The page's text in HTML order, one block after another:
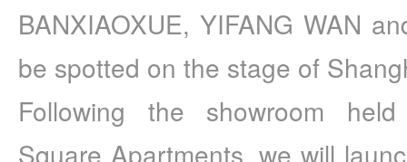
BANXIAOXUE, YIFANG WAN
be spotted on the stage of
Following the showroom
Square Apartments, we will